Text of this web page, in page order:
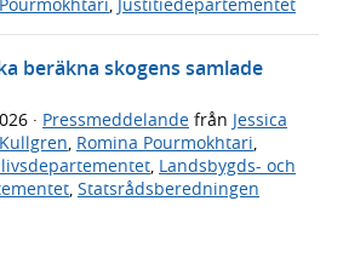
beräkna skogens samlade
· Pressmeddelande från Jessica
Romina Pourmokhtari
Landsbygds- och
Statsrådsberedningen